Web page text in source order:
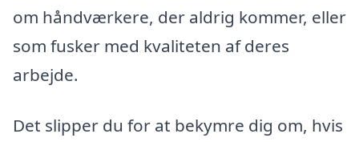
om håndværkere, der aldrig kommer, eller
som fusker med kvaliteten af deres
arbejde.
Det slipper du for at bekymre dig om, hvis